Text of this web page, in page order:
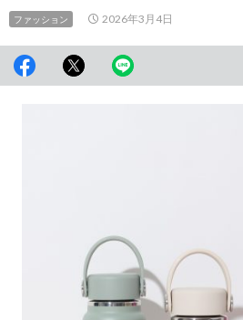
ファッション 2026年3月4日